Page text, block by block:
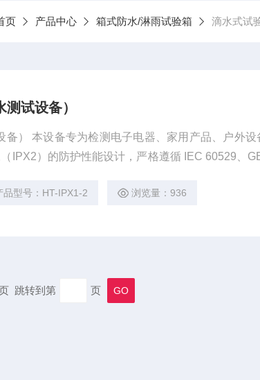
页 产品中心 箱式防水/淋雨试验箱 滴水式试
试设备）
备） 本设备专为检测电子电器、家用产品、户外设
IPX2）的防护性能设计，严格遵循 IEC 60529、
。
品型号：HT-IPX1-2 浏览量：936
跳转到第 页